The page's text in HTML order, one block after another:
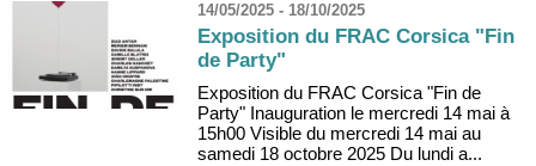
14/05/2025 - 18/10/2025
Exposition du FRAC Corsica "Fin
de Party"
Exposition du FRAC Corsica "Fin de
Party" Inauguration le mercredi 14 mai à
15h00 Visible du mercredi 14 mai au
samedi 18 octobre 2025 Du lundi a...